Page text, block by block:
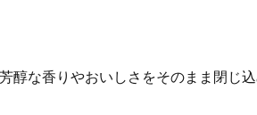
な香りやおいしさをそのまま閉じ